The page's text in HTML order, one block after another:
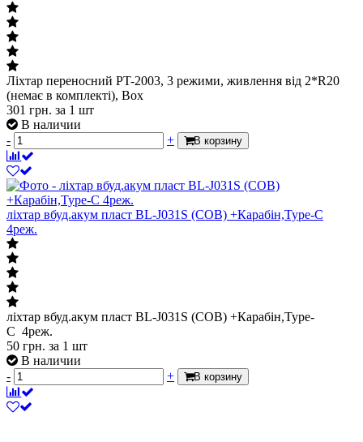
Ліхтар переносний PT-2003, 3 режими, живлення від 2*R20
(немає в комплекті), Box
301 грн. за 1 шт
В наличии
-
+ В корзину
ліхтар вбуд.акум пласт BL-J031S (COB) +Карабін,Type-C
4реж.
ліхтар вбуд.акум пласт BL-J031S (COB) +Карабін,Type-
C 4реж.
50 грн. за 1 шт
В наличии
-
+ В корзину